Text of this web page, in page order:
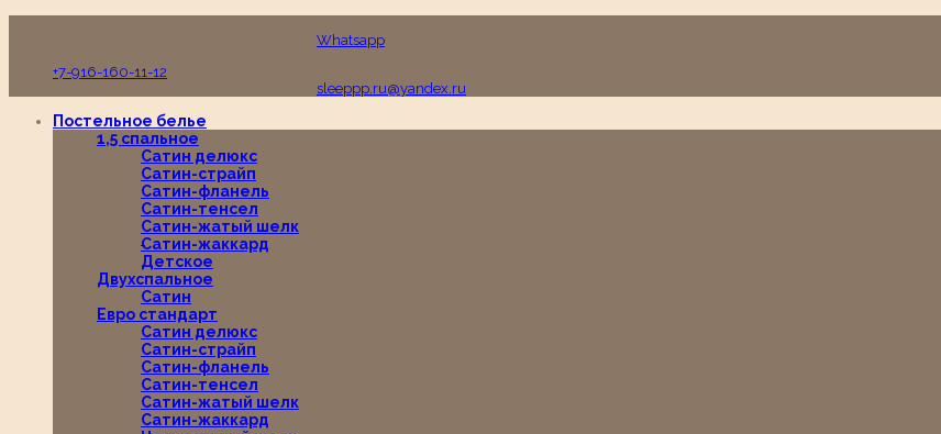
Whatsapp
+7-916-160-11-12
sleeppp.ru@yandex.ru
Постельное белье
1,5 спальное
Сатин делюкс
Сатин-страйп
Сатин-фланель
Сатин-тенсел
Сатин-жатый шелк
Сатин-жаккард
Детское
Двухспальное
Сатин
Евро стандарт
Сатин делюкс
Сатин-страйп
Сатин-фланель
Сатин-тенсел
Сатин-жатый шелк
Сатин-жаккард